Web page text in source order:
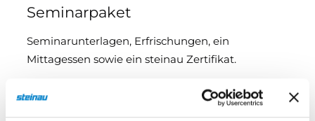
Seminarpaket
Seminarunterlagen, Erfrischungen, ein
Mittagessen sowie ein steinau Zertifikat.